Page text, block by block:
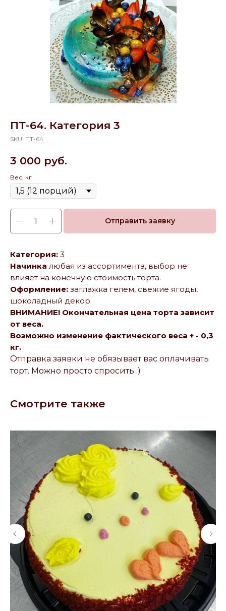
ПТ-64. Категория 3
SKU: ПТ-64
3 000 руб.
Вес, кг
Отправить заявку
Категория: 3
Начинка любая из ассортимента, выбор не
влияет на конечную стоимость торта.
Оформление: заглажка гелем, свежие ягоды,
шоколадный декор
ВНИМАНИЕ! Окончательная цена торта зависит
от веса.
Возможно изменение фактического веса + - 0,3
кг.
Отправка заявки не обязывает вас оплачивать
торт. Можно просто спросить :)
Смотрите также